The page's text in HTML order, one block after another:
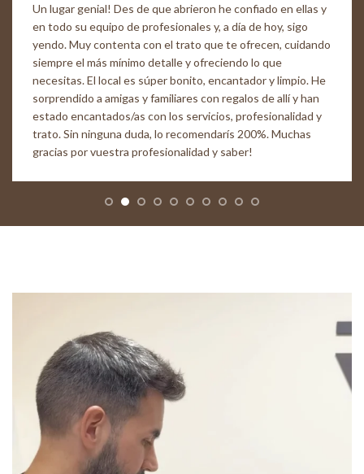
Un lugar genial! Des de que abrieron he confiado en ellas y
en todo su equipo de profesionales y, a día de hoy, sigo
yendo. Muy contenta con el trato que te ofrecen, cuidando
siempre el más mínimo detalle y ofreciendo lo que
necesitas. El local es súper bonito, encantador y limpio. He
sorprendido a amigas y familiares con regalos de allí y han
estado encantados/as con los servicios, profesionalidad y
trato. Sin ninguna duda, lo recomendarís 200%. Muchas
gracias por vuestra profesionalidad y saber!